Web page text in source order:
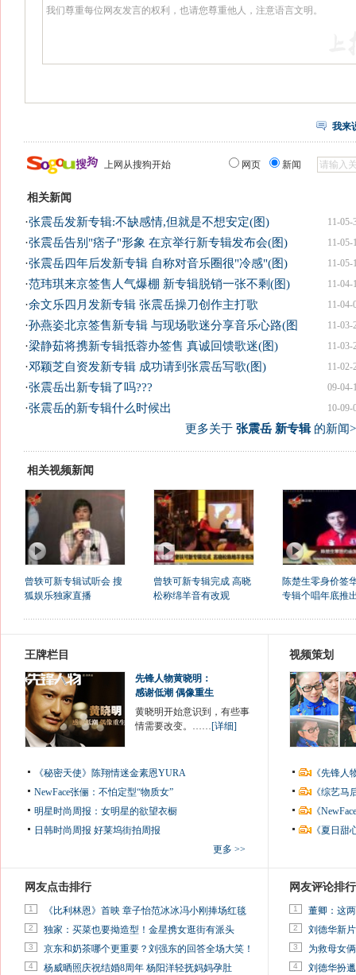
我来
上网从搜狗开始 网页 新闻
相关新闻
11-05-
·张震岳发新专辑:不缺感情,但就是不想安定(图)
11-05-
·张震岳告别"痞子"形象 在京举行新专辑发布会(图)
11-05-
·张震岳四年后发新专辑 自称对音乐圈很"冷感"(图)
11-04-
·范玮琪来京签售人气爆棚 新专辑脱销一张不剩(图)
11-04-
·余文乐四月发新专辑 张震岳操刀创作主打歌
11-03-
·孙燕姿北京签售新专辑 与现场歌迷分享音乐心路(图
11-03-
·梁静茹将携新专辑抵蓉办签售 真诚回馈歌迷(图)
11-02-
·邓颖芝自资发新专辑 成功请到张震岳写歌(图)
09-04-
·张震岳出新专辑了吗???
10-09-
·张震岳的新专辑什么时候出
更多关于 张震岳 新专辑的新闻
相关视频新闻
曾轶可新专辑试听会 搜
狐娱乐独家直播
曾轶可新专辑完成 高晓
松称绵羊音有改观
陈楚生零身价签
专辑个唱年底推
王牌栏目
先锋人物黄晓明：
感谢低潮 偶像重生
黄晓明开始意识到，有些事
情需要改变。……[详细]
《秘密天使》陈翔情迷金素恩YURA
NewFace张俪：不怕定型“物质女”
明星时尚周报：女明星的欲望衣橱
日韩时尚周报 好莱坞街拍周报
更多 >>
视频策划
《先锋
《综艺
《
《夏日
网友点击排行
1 《比利林恩》首映 章子怡范冰冰冯小刚捧场红毯
2 独家：买菜也要拗造型！金星携女逛街有派头
3 京东和奶茶哪个更重要？刘强东的回答全场大笑！
4 杨威晒照庆祝结婚8周年 杨阳洋轻抚妈妈孕肚
网友评论排行
1 董卿：这
2 刘德华新
3 为救母女
4 刘德华扮